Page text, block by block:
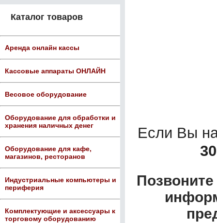
Каталог товаров
Аренда онлайн кассы
Кассовые аппараты ОНЛАЙН
Весовое оборудование
Оборудование для обработки и
хранения наличных денег
Оборудование для кафе,
магазинов, ресторанов
Индустриальные компьютеры и
периферия
Комплектующие и аксессуары к
торговому оборудованию
Если Вы